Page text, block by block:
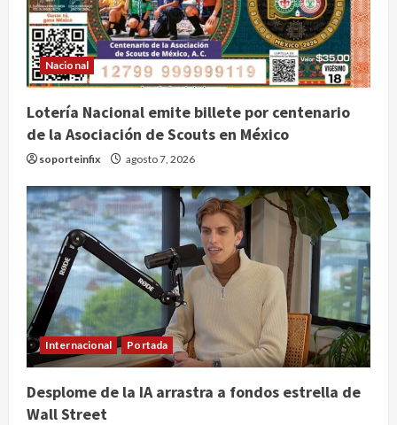
Nacional
Lotería Nacional emite billete por centenario
de la Asociación de Scouts en México
soporteinfix agosto 7, 2026
Internacional Portada
Desplome de la IA arrastra a fondos estrella de
Wall Street